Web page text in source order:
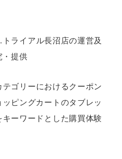
ライアル長沼店の運営及
・提供
ゴリーにおけるクーポン
ピングカートのタブレッ
キーワードとした購買体験